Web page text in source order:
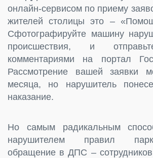
онлайн-сервисом по приему
жителей столицы это –
Сфотографируйте машину
происшествия, и
комментариями на портал
Рассмотрение вашей заявки
месяца, но нарушитель
наказание.
Но самым радикальным
нарушителем правил
обращение в ДПС –